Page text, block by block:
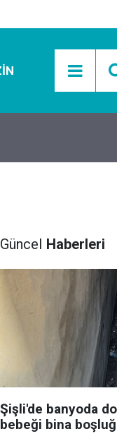
Güncel Haberleri
Şişli'de banyoda
bebeği bina